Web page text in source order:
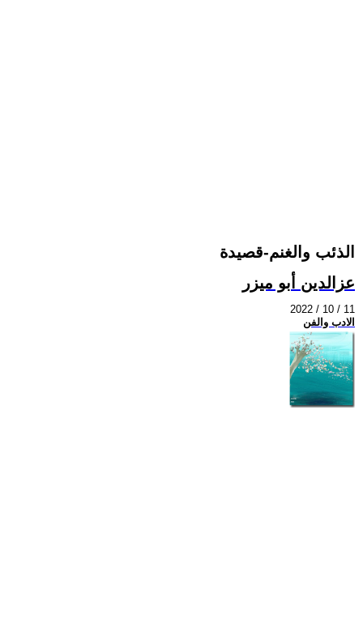
الذئب والغنم-قصيدة
عزالدين أبو ميزر
2022 / 10 / 11
الادب والفن